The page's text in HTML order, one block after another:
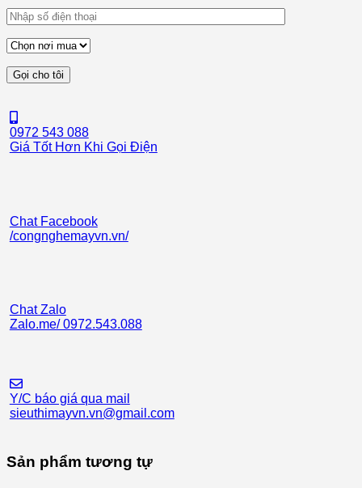
0972 543 088
Giá Tốt Hơn Khi Gọi Điện
Chat Facebook
/congnghemayvn.vn/
Chat Zalo
Zalo.me/ 0972.543.088
Y/C báo giá qua mail
sieuthimayvn.vn@gmail.com
Sản phẩm tương tự